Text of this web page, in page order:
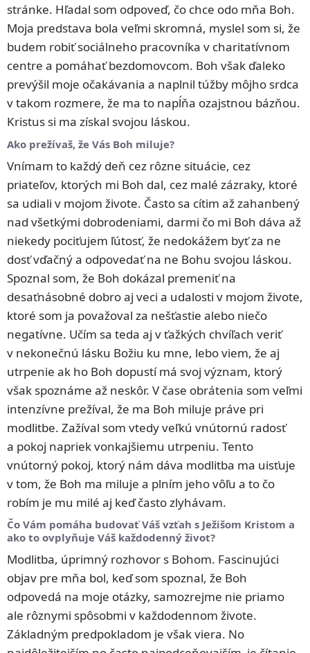
stránke. Hľadal som odpoveď, čo chce odo mňa Boh.
Moja predstava bola veľmi skromná, myslel som si, že
budem robiť sociálneho pracovníka v charitatívnom
centre a pomáhať bezdomovcom. Boh však ďaleko
prevýšil moje očakávania a naplnil túžby môjho srdca
v takom rozmere, že ma to napĺňa ozajstnou bázňou.
Kristus si ma získal svojou láskou.
Ako prežívaš, že Vás Boh miluje?
Vnímam to každý deň cez rôzne situácie, cez
priateľov, ktorých mi Boh dal, cez malé zázraky, ktoré
sa udiali v mojom živote. Často sa cítim až zahanbený
nad všetkými dobrodeniami, darmi čo mi Boh dáva až
niekedy pociťujem ľútosť, že nedokážem byť za ne
dosť vďačný a odpovedať na ne Bohu svojou láskou.
Spoznal som, že Boh dokázal premeniť na
desaťnásobné dobro aj veci a udalosti v mojom živote,
ktoré som ja považoval za nešťastie alebo niečo
negatívne. Učím sa teda aj v ťažkých chvíľach veriť
v nekonečnú lásku Božiu ku mne, lebo viem, že aj
utrpenie ak ho Boh dopustí má svoj význam, ktorý
však spoznáme až neskôr. V čase obrátenia som veľmi
intenzívne prežíval, že ma Boh miluje práve pri
modlitbe. Zažíval som vtedy veľkú vnútornú radosť
a pokoj napriek vonkajšiemu utrpeniu. Tento
vnútorný pokoj, ktorý nám dáva modlitba ma uisťuje
v tom, že Boh ma miluje a plním jeho vôľu a to čo
robím je mu milé aj keď často zlyhávam.
Čo Vám pomáha budovať Váš vzťah s Ježišom Kristom a
ako to ovplyňuje Váš každodenný život?
Modlitba, úprimný rozhovor s Bohom. Fascinujúci
objav pre mňa bol, keď som spoznal, že Boh
odpovedá na moje otázky, samozrejme nie priamo
ale rôznymi spôsobmi v každodennom živote.
Základným predpokladom je však viera. No